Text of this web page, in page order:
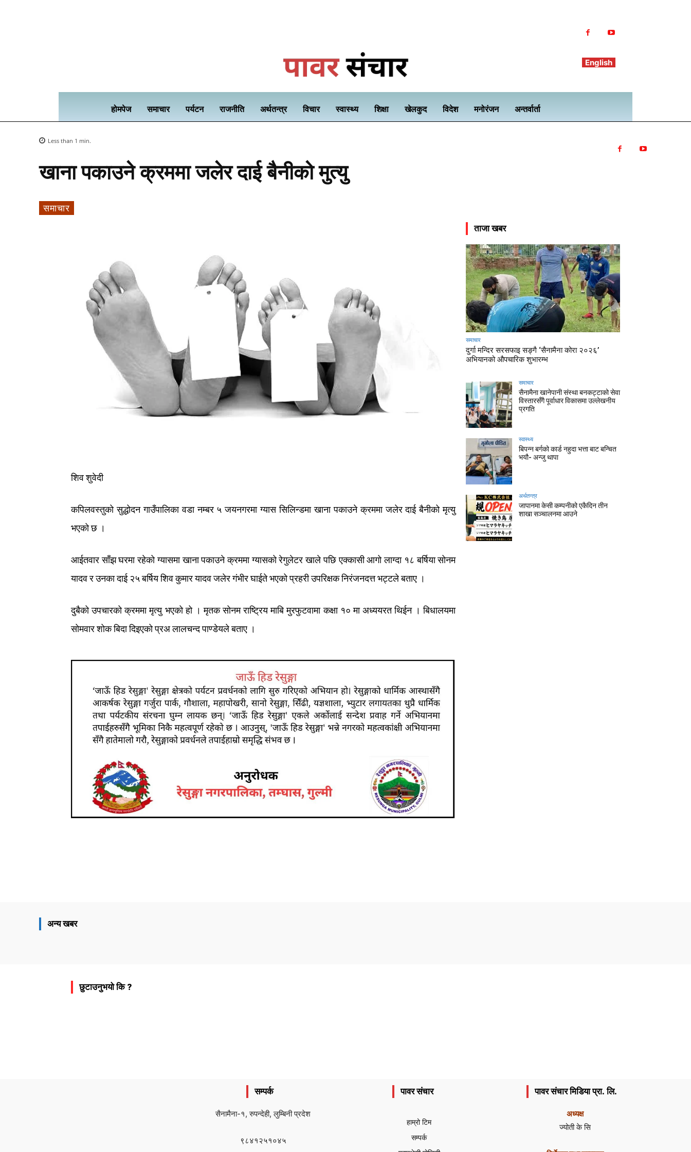
English
होमपेज समाचार पर्यटन राजनीति अर्थतन्त्र विचार स्वास्थ्य शिक्षा खेलकुद विदेश मनोरंजन अन्तर्वार्ता
Less than 1 min.
खाना पकाउने क्रममा जलेर दाई बैनीको मुत्यु
समाचार
शिवशुवेदी
कपिलवस्तुको सुद्धोदन गाउँपालिका वडा नम्बर ५ जयनगरमा ग्यास सिलिन्डमा खाना पकाउने क्रममा जलेर दाई बैनीको मृत्यु
भएकोछ ।
आईतवार साँझ घरमा रहेको ग्यासमा खाना पकाउने क्रममा ग्यासको रेगुलेटर खाले पछि एक्कासी आगो लाग्दा १८ बर्षिया सोनम
यादवरउनकादाई २५बर्षियशिवकुमारयादवजलेरगंभीरघाईतेभएकोप्रहरीउपरिक्षकनिरंजनदत्तभट्टलेबताए ।
दुबैको उपचारकोक्रममा मृत्यु भएको हो । मृतक सोनम राष्ट्रिय माबि मुरफुटवामा कक्षा १० मा अध्ययरत थिईन । बिधालयमा
सोमवारशोकबिदादिइएकोप्रअलालचन्दपाण्डेयलेबताए ।
ताजा खबर
समाचार
दुर्गा मन्दिर सरसफाइ सङ्गै ‘सैनामैना कोरा २०२६’
अभियानको औपचारिक शुभारम्भ
समाचार
सैनामैना खानेपानी संस्था बनकट्टाको सेवा
विस्तारसँगै पूर्वाधार विकासमा उल्लेखनीय
प्रगति
स्वास्थ्य
बिपन्न बर्गको कार्ड नहुदा भत्ता बाट बन्चित
भयौ- अन्जु थापा
अर्थतन्त्र
जापानमा केसी कम्पनीको एकैदिन तीन
शाखा सञ्चालनमा आउने
अन्य खबर
छुटाउनुभयो कि ?
सम्पर्क
सैनामैना-१, रुपन्देही, लुम्बिनी प्रदेश
९८४१२५१०४५
पावर संचार
हाम्रो टिम
सम्पर्क
पावर संचार मिडिया प्रा. लि.
अध्यक्ष
ज्योती के सि